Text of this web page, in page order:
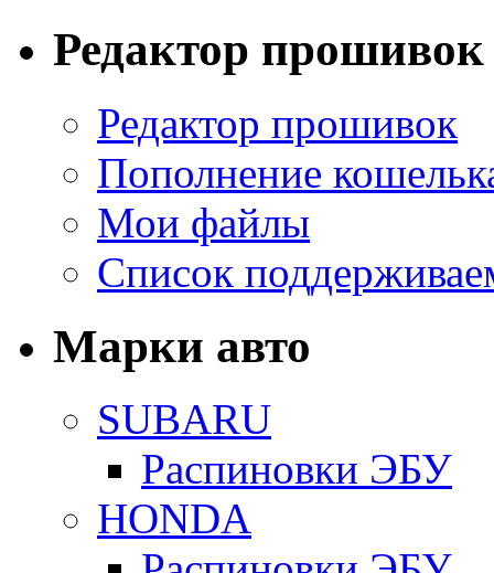
Редактор прошивок
Редактор прошивок
Пополнение
Мои файлы
Список
Марки авто
SUBARU
Распиновки ЭБУ
HONDA